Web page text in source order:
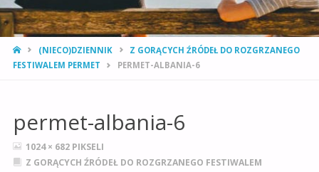
STRONA
GŁÓWNA
(NIECO)DZIENNIK
Z GORĄCYCH ŹRÓDEŁ DO ROZGRZANEGO
FESTIWALEM PERMET
PERMET-ALBANIA-6
permet-albania-6
PEŁNY
ROZMIAR
1024 × 682 PIKSELI
Z GORĄCYCH ŹRÓDEŁ DO ROZGRZANEGO FESTIWALEM